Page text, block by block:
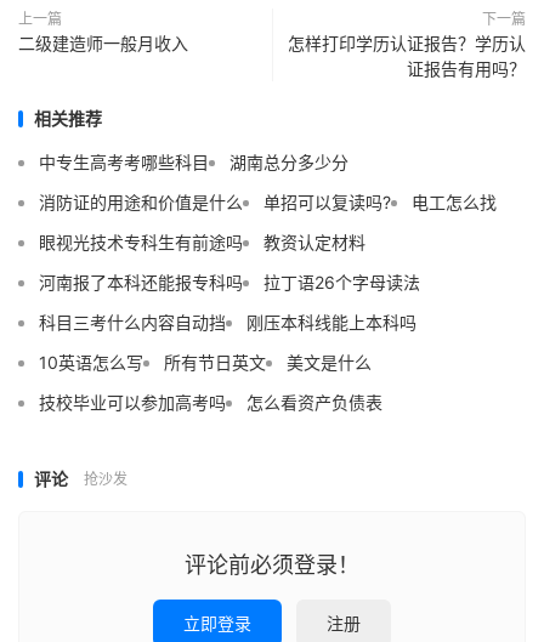
上一篇
二级建造师一般月收入
下一篇
怎样打印学历认证报告？学历认
证报告有用吗？
相关推荐
中专生高考考哪些科目
湖南总分多少分
消防证的用途和价值是什么
单招可以复读吗?
电工怎么找
眼视光技术专科生有前途吗
教资认定材料
河南报了本科还能报专科吗
拉丁语26个字母读法
科目三考什么内容自动挡
刚压本科线能上本科吗
10英语怎么写
所有节日英文
美文是什么
技校毕业可以参加高考吗
怎么看资产负债表
评论 抢沙发
评论前必须登录！
立即登录 注册